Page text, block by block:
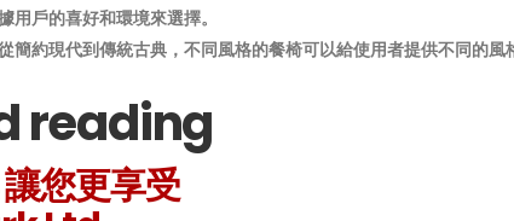
戶的喜好和環境來選擇。
約現代到傳統古典，不同風格的餐椅可以給使用者提供不同的風
reading
您更享受